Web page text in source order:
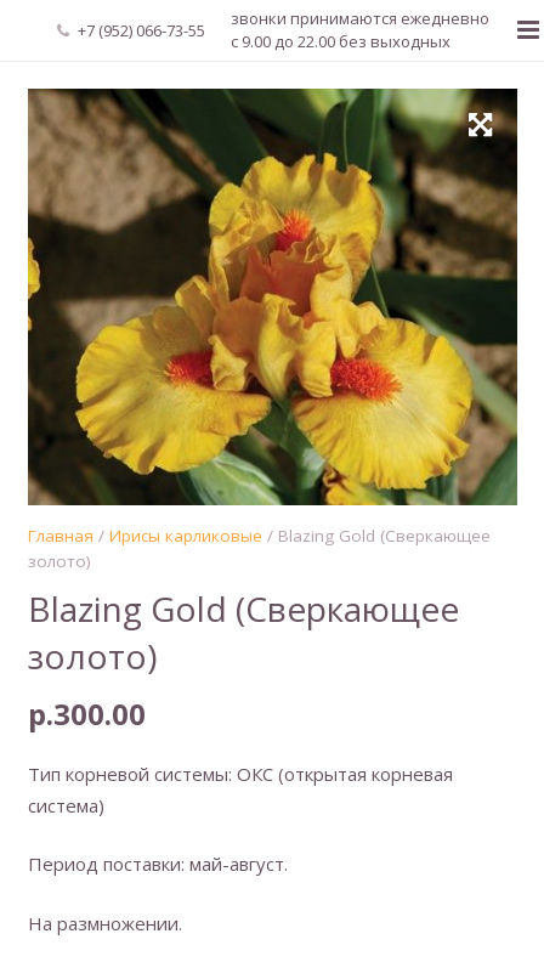
+7 (952) 066-73-55
звонки принимаются ежедневно
с 9.00 до 22.00 без выходных
Главная
О нас
Новости
Каталог растений
Доставка и оплата
Мой аккаунт
Регистрация
Главная / Ирисы карликовые / Blazing Gold (Сверкающее
золото)
Blazing Gold (Сверкающее
золото)
р.300.00
Тип корневой системы: ОКС (открытая корневая
система)
Период поставки: май-август.
На размножении.